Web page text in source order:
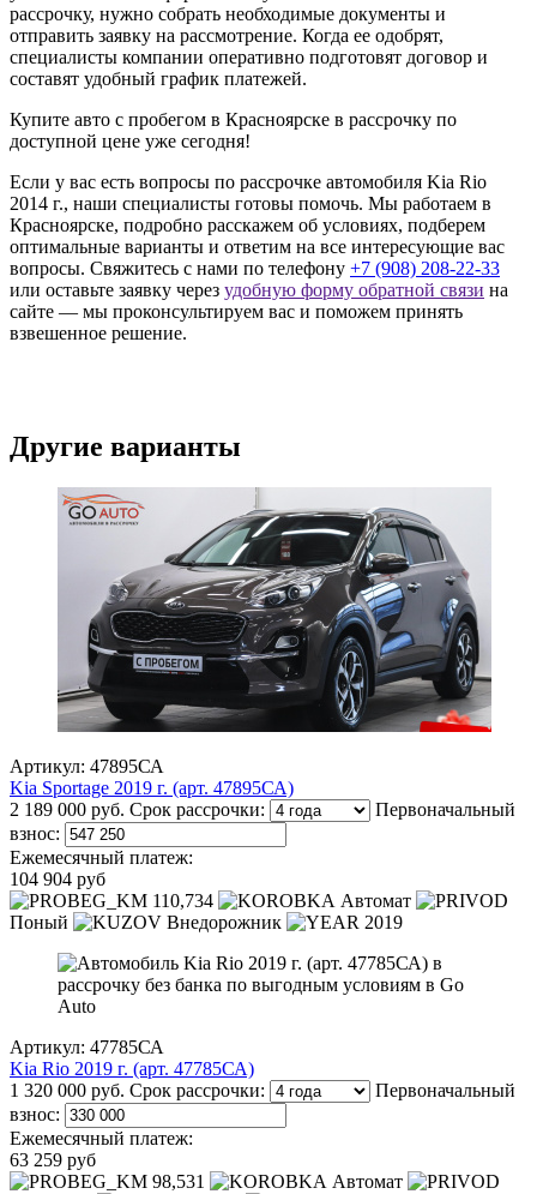
рассрочку, нужно собрать необходимые документы и
отправить заявку на рассмотрение. Когда ее одобрят,
специалисты компании оперативно подготовят договор и
составят удобный график платежей.
Купите авто с пробегом в Красноярске в рассрочку по
доступной цене уже сегодня!
Если у вас есть вопросы по рассрочке автомобиля Kia Rio
2014 г., наши специалисты готовы помочь. Мы работаем в
Красноярске, подробно расскажем об условиях, подберем
оптимальные варианты и ответим на все интересующие вас
вопросы. Свяжитесь с нами по телефону +7 (908) 208-22-33
или оставьте заявку через удобную форму обратной связи на
сайте — мы проконсультируем вас и поможем принять
взвешенное решение.
Другие варианты
Артикул: 47895СА
Kia Sportage 2019 г. (арт. 47895СА)
2 189 000 руб. Срок рассрочки:
Первоначальный
взнос:
Ежемесячный платеж:
104 904 руб
110,734
Автомат
Поный
Внедорожник 2019
Артикул: 47785СА
Kia Rio 2019 г. (арт. 47785СА)
1 320 000 руб. Срок рассрочки:
Первоначальный
взнос:
Ежемесячный платеж:
63 259 руб
98,531
Автомат